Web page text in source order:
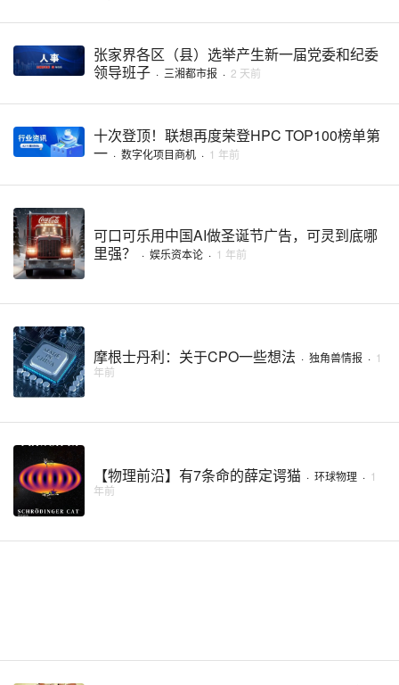
张家界各区（县）选举产生新一届党委和纪委
领导班子 · 三湘都市报 · 2 天前
十次登顶！联想再度荣登HPC TOP100榜单第
一 · 数字化项目商机 · 1 年前
可口可乐用中国AI做圣诞节广告，可灵到底哪
里强？
· 娱乐资本论 · 1 年前
摩根士丹利：关于CPO一些想法 · 独角兽情报 · 1
年前
【物理前沿】有7条命的薛定谔猫 · 环球物理 · 1
年前